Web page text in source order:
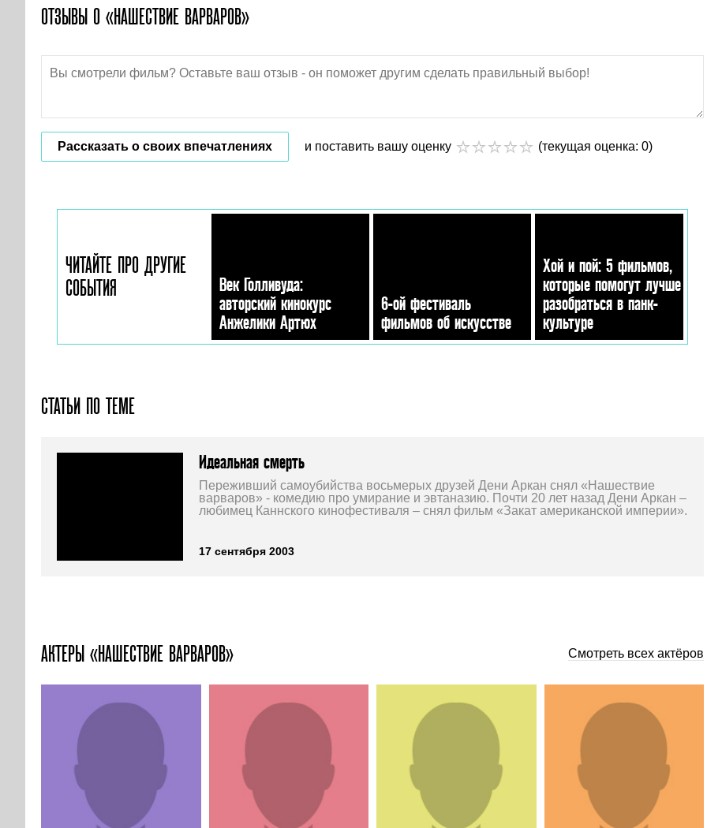
ОТЗЫВЫ О «НАШЕСТВИЕ ВАРВАРОВ»
Рассказать о своих впечатлениях и поставить вашу оценку (текущая оценка: 0)
ЧИТАЙТЕ ПРО ДРУГИЕ
СОБЫТИЯ
Век Голливуда:
авторский кинокурс
Анжелики Артюх
6-ой фестиваль
фильмов об искусстве
Хой и пой: 5 фильмов,
которые помогут лучше
разобраться в панк-
культуре
СТАТЬИ ПО ТЕМЕ
Идеальная смерть
Переживший самоубийства восьмерых друзей Дени Аркан снял «Нашествие
варваров» - комедию про умирание и эвтаназию. Почти 20 лет назад Дени Аркан –
любимец Каннского кинофестиваля – снял фильм «Закат американской империи».
17 сентября 2003
АКТЕРЫ «НАШЕСТВИЕ ВАРВАРОВ» Смотреть всех актёров